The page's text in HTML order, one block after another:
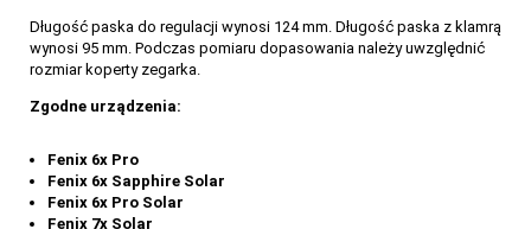
Długość paska do regulacji wynosi 124 mm. Długość paska z klamrą
wynosi 95 mm. Podczas pomiaru dopasowania należy uwzględnić
rozmiar koperty zegarka.
Zgodne urządzenia:
Fenix 6x Pro
Fenix 6x Sapphire Solar
Fenix 6x Pro Solar
Fenix 7x Solar